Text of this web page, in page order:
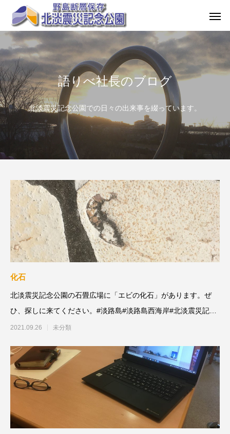
語りべ社長のブログ
北淡震災記念公園での日々の出来事を綴っています。
化石
北淡震災記念公園の石畳広場に「エビの化石」があります。ぜ
ひ、探しに来てください。#淡路島#淡路島西海岸#北淡震災記念
公園#野島断層保
2021.09.26 未分類